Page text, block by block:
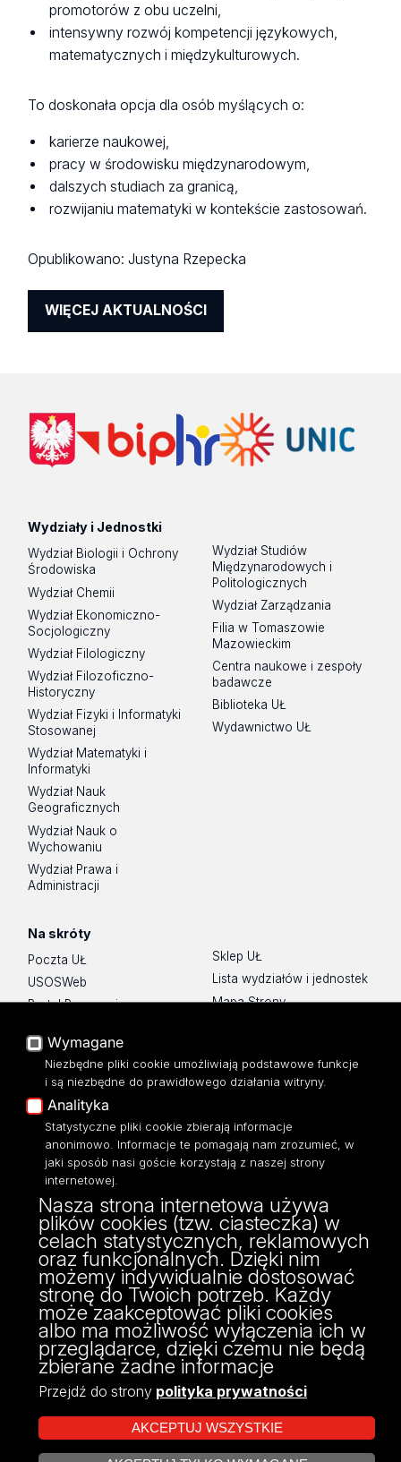
promotorów z obu uczelni,
intensywny rozwój kompetencji językowych,
matematycznych i międzykulturowych.
To doskonała opcja dla osób myślących o:
karierze naukowej,
pracy w środowisku międzynarodowym,
dalszych studiach za granicą,
rozwijaniu matematyki w kontekście zastosowań.
Opublikowano:Justyna Rzepecka
WIĘCEJ AKTUALNOŚCI
Wydziały i Jednostki
Wydział Biologii i Ochrony
Środowiska
Wydział Chemii
Wydział Ekonomiczno-
Socjologiczny
Wydział Filologiczny
Wydział Filozoficzno-
Historyczny
Wydział Fizyki i Informatyki
Stosowanej
Wydział Matematyki i
Informatyki
Wydział Nauk
Geograficznych
Wydział Nauk o
Wychowaniu
Wydział Prawa i
Administracji
Wydział Studiów
Międzynarodowych i
Politologicznych
Wydział Zarządzania
Filia w Tomaszowie
Mazowieckim
Centra naukowe i zespoły
badawcze
Biblioteka UŁ
Wydawnictwo UŁ
Na skróty
Poczta UŁ
USOSWeb
Portal Pracowniczy
Platforma e-learningowa
Moodle
Eksperci UŁ
Polityka Prywatności
Dostępność
Sklep UŁ
Lista wydziałów i jednostek
Mapa Strony
ul. Banacha 22
90-238 Łódź
tel: 42/635 59 49
fax: 42/635 42 66
Wymagane
Niezbędne pliki cookie umożliwiają podstawowe funkcje
i są niezbędne do prawidłowego działania witryny.
Analityka
Statystyczne pliki cookie zbierają informacje
anonimowo. Informacje te pomagają nam zrozumieć, w
jaki sposób nasi goście korzystają z naszej strony
internetowej.
Nasza strona internetowa używa
plików cookies (tzw. ciasteczka) w
celach statystycznych, reklamowych
oraz funkcjonalnych. Dzięki nim
możemy indywidualnie dostosować
stronę do Twoich potrzeb. Każdy
może zaakceptować pliki cookies
albo ma możliwość wyłączenia ich w
przeglądarce, dzięki czemu nie będą
zbierane żadne informacje
Przejdź do strony polityka prywatności
AKCEPTUJ WSZYSTKIE